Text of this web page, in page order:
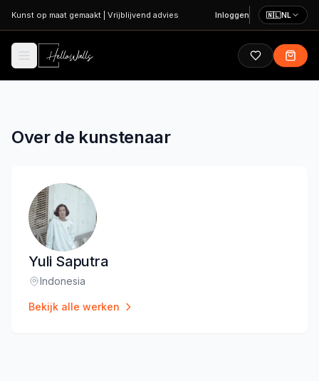
Ga naar hoofdinhoud
Kunst op maat gemaakt Vrijblijvend advies Inloggen 🇳🇱NL
Over de kunstenaar
Yuli Saputra
Locatie
Indonesia
Bekijk alle werken